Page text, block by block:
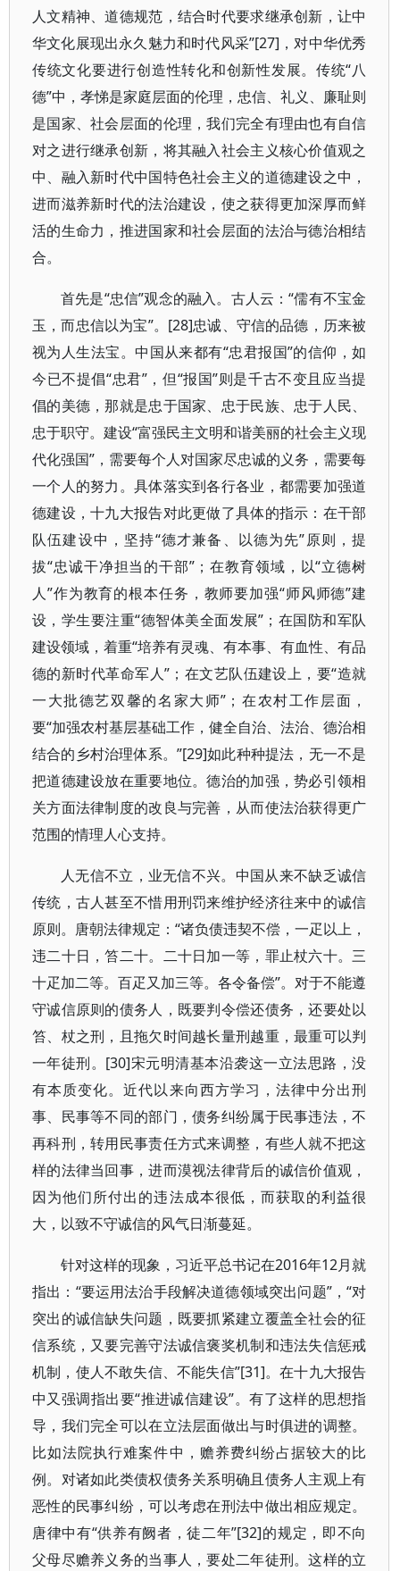
人文精神、道德规范，结合时代要求继承创新，让中
华文化展现出永久魅力和时代风采”[27]，对中华优秀
传统文化要进行创造性转化和创新性发展。传统“八
德”中，孝悌是家庭层面的伦理，忠信、礼义、廉耻则
是国家、社会层面的伦理，我们完全有理由也有自信
对之进行继承创新，将其融入社会主义核心价值观之
中、融入新时代中国特色社会主义的道德建设之中，
进而滋养新时代的法治建设，使之获得更加深厚而鲜
活的生命力，推进国家和社会层面的法治与德治相结
合。
首先是“忠信”观念的融入。古人云：“儒有不宝金
玉，而忠信以为宝”。[28]忠诚、守信的品德，历来被
视为人生法宝。中国从来都有“忠君报国”的信仰，如
今已不提倡“忠君”，但“报国”则是千古不变且应当提
倡的美德，那就是忠于国家、忠于民族、忠于人民、
忠于职守。建设“富强民主文明和谐美丽的社会主义现
代化强国”，需要每个人对国家尽忠诚的义务，需要每
一个人的努力。具体落实到各行各业，都需要加强道
德建设，十九大报告对此更做了具体的指示：在干部
队伍建设中，坚持“德才兼备、以德为先”原则，提
拔“忠诚干净担当的干部”；在教育领域，以“立德树
人”作为教育的根本任务，教师要加强“师风师德”建
设，学生要注重“德智体美全面发展”；在国防和军队
建设领域，着重“培养有灵魂、有本事、有血性、有品
德的新时代革命军人”；在文艺队伍建设上，要“造就
一大批德艺双馨的名家大师”；在农村工作层面，
要“加强农村基层基础工作，健全自治、法治、德治相
结合的乡村治理体系。”[29]如此种种提法，无一不是
把道德建设放在重要地位。德治的加强，势必引领相
关方面法律制度的改良与完善，从而使法治获得更广
范围的情理人心支持。
人无信不立，业无信不兴。中国从来不缺乏诚信
传统，古人甚至不惜用刑罚来维护经济往来中的诚信
原则。唐朝法律规定：“诸负债违契不偿，一疋以上，
违二十日，笞二十。二十日加一等，罪止杖六十。三
十疋加二等。百疋又加三等。各令备偿”。对于不能遵
守诚信原则的债务人，既要判令偿还债务，还要处以
笞、杖之刑，且拖欠时间越长量刑越重，最重可以判
一年徒刑。[30]宋元明清基本沿袭这一立法思路，没
有本质变化。近代以来向西方学习，法律中分出刑
事、民事等不同的部门，债务纠纷属于民事违法，不
再科刑，转用民事责任方式来调整，有些人就不把这
样的法律当回事，进而漠视法律背后的诚信价值观，
因为他们所付出的违法成本很低，而获取的利益很
大，以致不守诚信的风气日渐蔓延。
针对这样的现象，习近平总书记在2016年12月就
指出：“要运用法治手段解决道德领域突出问题”，“对
突出的诚信缺失问题，既要抓紧建立覆盖全社会的征
信系统，又要完善守法诚信褒奖机制和违法失信惩戒
机制，使人不敢失信、不能失信”[31]。在十九大报告
中又强调指出要“推进诚信建设”。有了这样的思想指
导，我们完全可以在立法层面做出与时俱进的调整。
比如法院执行难案件中，赡养费纠纷占据较大的比
例。对诸如此类债权债务关系明确且债务人主观上有
恶性的民事纠纷，可以考虑在刑法中做出相应规定。
唐律中有“供养有阙者，徒二年”[32]的规定，即不向
父母尽赡养义务的当事人，要处二年徒刑。这样的立